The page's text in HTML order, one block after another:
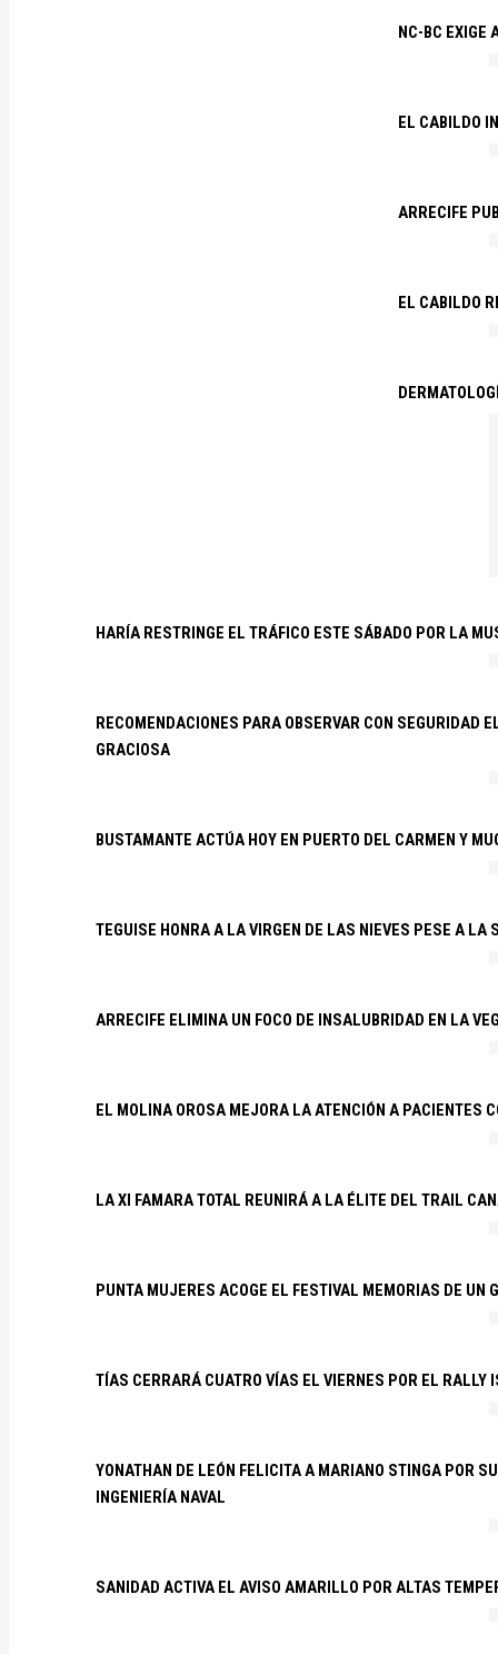
NC-BC EXIGE
EL CABILDO
ARRECIFE
EL CABILDO
HARÍA RESTRINGE EL TRÁFICO ESTE SÁBADO POR LA
RECOMENDACIONES PARA OBSERVAR CON SEGURIDAD
GRACIOSA
BUSTAMANTE ACTÚA HOY EN PUERTO DEL CARMEN Y
TEGUISE HONRA A LA VIRGEN DE LAS NIEVES PESE A LA
ARRECIFE ELIMINA UN FOCO DE INSALUBRIDAD EN LA
EL MOLINA OROSA MEJORA LA ATENCIÓN A PACIENTES
LA XI FAMARA TOTAL REUNIRÁ A LA ÉLITE DEL TRAIL
PUNTA MUJERES ACOGE EL FESTIVAL MEMORIAS DE UN
TÍAS CERRARÁ CUATRO VÍAS EL VIERNES POR EL RALLY
YONATHAN DE LEÓN FELICITA A MARIANO STINGA POR
INGENIERÍA NAVAL
SANIDAD ACTIVA EL AVISO AMARILLO POR ALTAS